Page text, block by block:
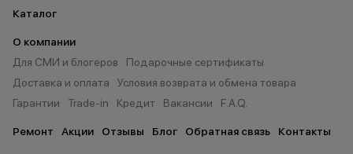
Каталог
О компании
Для СМИ и блогеров
Подарочные сертификаты
Доставка и оплата
Условия возврата и обмена товара
Гарантии
Trade-in Кредит Вакансии F.A.Q.
Ремонт Акции Отзывы Блог Обратная связь Контакты